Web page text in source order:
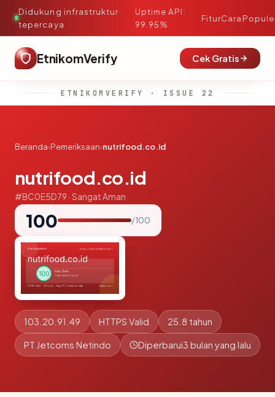
Didukung infrastruktur
tepercaya
·
Uptime API:
99.95%
FiturCara
EtnikomVerify Cek Gratis
ETNIKOMVERIFY · ISSUE 22
Beranda›Pemeriksaan›nutrifood.co.id
nutrifood.co.id
#BC0E5D79 · Sangat Aman
100 / 100
103.20.91.49 HTTPS Valid 25.8 tahun
PT Jetcoms Netindo Diperbarui3 bulan yang lalu